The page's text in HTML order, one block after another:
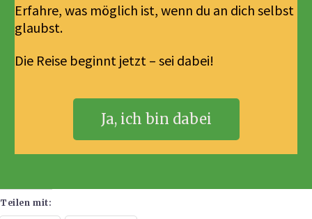
Erfahre, was möglich ist, wenn du an dich selbst
glaubst.
Die Reise beginnt jetzt – sei dabei!
Ja, ich bin dabei
Teilen mit: